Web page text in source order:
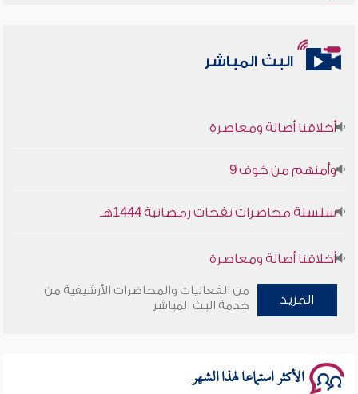
البث المباشر
أخلاقنا أصالة ومعاصرة
وأمنهم من خوف 9
سلسلة محاضرات نفحات رمضانية 1444هـ
أخلاقنا أصالة ومعاصرة
وأمنهم من خوف 9
المزيد
من الفعاليات والمحاضرات الأرشيفية من
خدمة البث المباشر
الأكثر استماعا لهذا الشهر